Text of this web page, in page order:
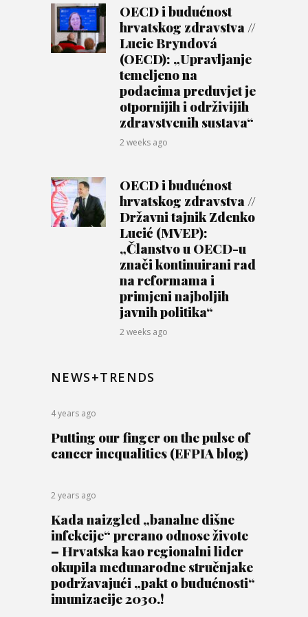
OECD i budućnost
hrvatskog zdravstva //
Lucie Bryndová
(OECD): „Upravljanje
temeljeno na
podacima preduvjet je
otpornijih i održivijih
zdravstvenih sustava“
2 weeks ago
OECD i budućnost
hrvatskog zdravstva //
Državni tajnik Zdenko
Lucić (MVEP):
„Članstvo u OECD-u
znači kontinuirani rad
na reformama i
primjeni najboljih
javnih politika“
2 weeks ago
NEWS+TRENDS
4 years ago
Putting our finger on the pulse of
cancer inequalities (EFPIA blog)
2 years ago
Kada naizgled „banalne dišne
infekcije“ prerano odnose živote
– Hrvatska kao regionalni lider
okupila međunarodne stručnjake
podržavajući „pakt o budućnosti“
imunizacije 2030.!